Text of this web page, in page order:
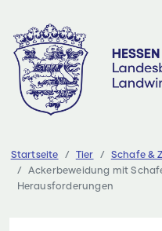
Inhalt
springen
Startseite Tier Schafe &
Ackerbeweidung mit
Herausforderungen